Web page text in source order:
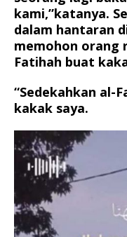
kami,”katanya.
dalam hantaran
memohon orang
Fatihah buat
“Sedekahkan al-
kakak saya.